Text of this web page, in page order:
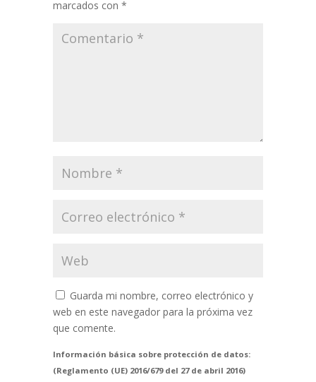
marcados con *
Guarda mi nombre, correo electrónico y
web en este navegador para la próxima vez
que comente.
Información básica sobre protección de datos:
(Reglamento (UE) 2016/679 del 27 de abril 2016)